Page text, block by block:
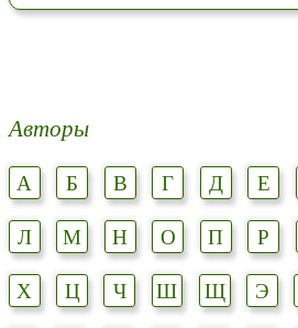
Авторы
А Б В Г Д Е
Л
М Н О П Р
Х
Ц Ч Ш Щ Э